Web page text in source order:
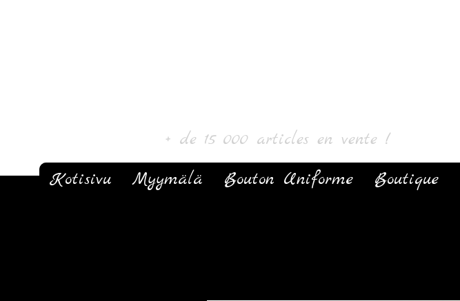
+ de 15 000 articles en vente !
Kotisivu Myymälä Bouton Uniforme Boutique